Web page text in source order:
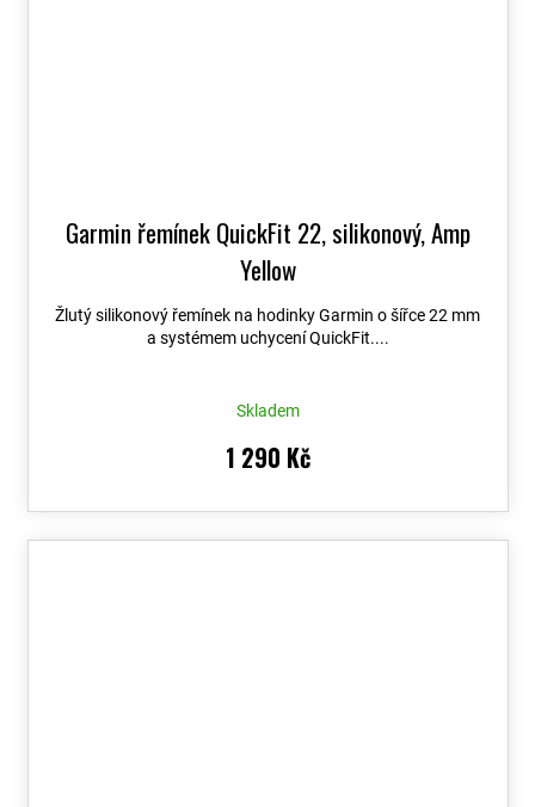
Garmin řemínek QuickFit 22, silikonový, Amp
Yellow
Žlutý silikonový řemínek na hodinky Garmin o šířce 22 mm
a systémem uchycení QuickFit....
Skladem
1 290 Kč